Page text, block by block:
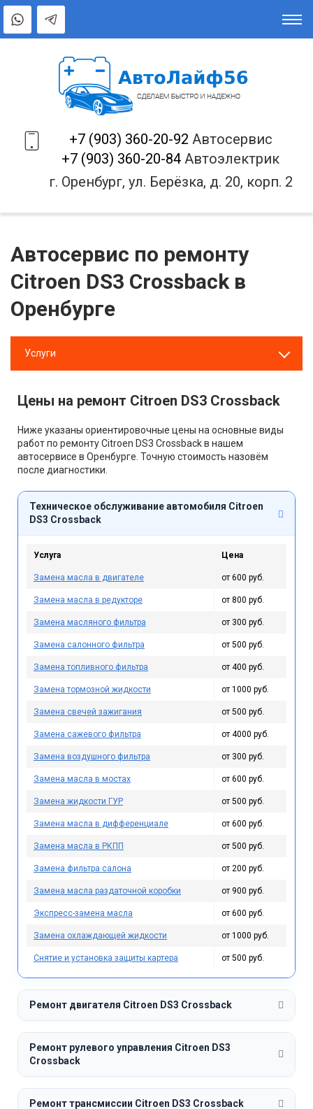
+7 (903) 360-20-92 Автосервис
+7 (903) 360-20-84 Автоэлектрик
г. Оренбург, ул. Берёзка, д. 20, корп. 2
Автосервис по ремонту
Citroen DS3 Crossback в
Оренбурге
Услуги
Цены на ремонт Citroen DS3 Crossback
Ниже указаны ориентировочные цены на основные виды
работ по ремонту Citroen DS3 Crossback в нашем
автосервисе в Оренбурге. Точную стоимость назовём
после диагностики.
Техническое обслуживание автомобиля Citroen
DS3 Crossback
Услуга Цена
Замена масла в двигателе от 600 руб.
Замена масла в редукторе от 800 руб.
Замена масляного фильтра от 300 руб.
Замена салонного фильтра от 500 руб.
Замена топливного фильтра от 400 руб.
Замена тормозной жидкости от 1000 руб.
Замена свечей зажигания от 500 руб.
Замена сажевого фильтра от 4000 руб.
Замена воздушного фильтра от 300 руб.
Замена масла в мостах от 600 руб.
Замена жидкости ГУР от 500 руб.
Замена масла в дифференциале от 600 руб.
Замена масла в РКПП от 500 руб.
Замена фильтра салона от 200 руб.
Замена масла раздаточной коробки от 900 руб.
Экспресс-замена масла от 600 руб.
Замена охлаждающей жидкости от 1000 руб.
Снятие и установка защиты картера от 500 руб.
Ремонт двигателя Citroen DS3 Crossback
Ремонт рулевого управления Citroen DS3
Crossback
Ремонт трансмиссии Citroen DS3 Crossback